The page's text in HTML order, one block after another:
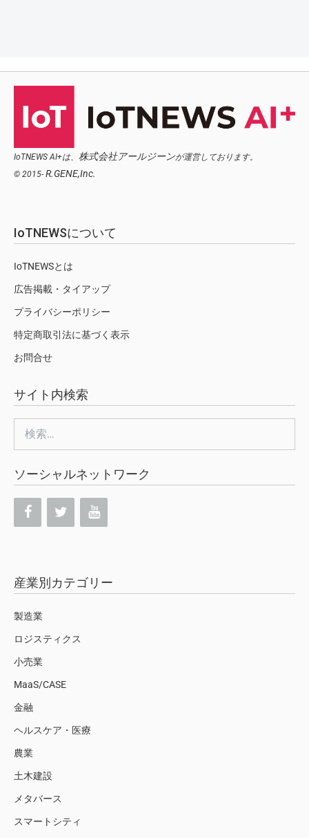
IoTNEWS AI+は、 株式会社アールジーンが運営しております。
© 2015- R.GENE,Inc.
IoTNEWSについて
IoTNEWSとは
広告掲載・タイアップ
プライバシーポリシー
特定商取引法に基づく表示
お問合せ
サイト内検索
索:
ソーシャルネットワーク
産業別カテゴリー
製造業
ロジスティクス
小売業
MaaS/CASE
金融
ヘルスケア・医療
農業
土木建設
メタバース
スマートシティ